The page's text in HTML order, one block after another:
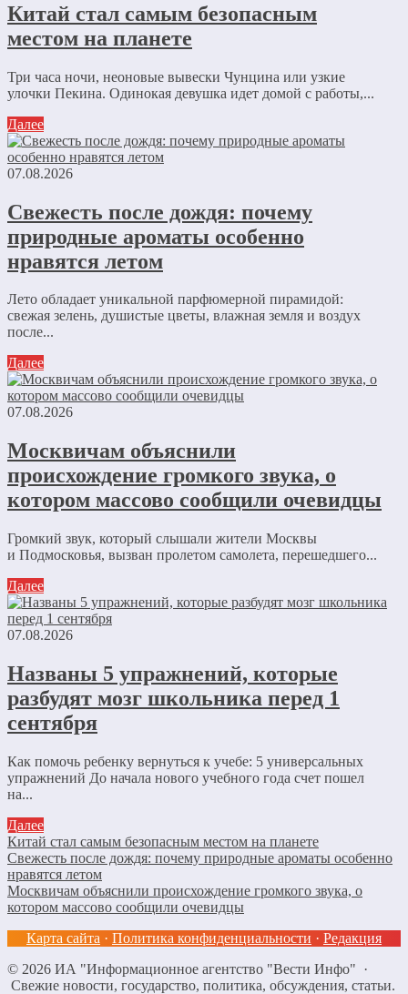
Китай стал самым безопасным
местом на планете
Три часа ночи, неоновые вывески Чунцина или узкие
улочки Пекина. Одинокая девушка идет домой с работы,...
Далее
07.08.2026
Свежесть после дождя: почему
природные ароматы особенно
нравятся летом
Лето обладает уникальной парфюмерной пирамидой:
свежая зелень, душистые цветы, влажная земля и воздух
после...
Далее
07.08.2026
Москвичам объяснили
происхождение громкого звука, о
котором массово сообщили очевидцы
Громкий звук, который слышали жители Москвы
и Подмосковья, вызван пролетом самолета, перешедшего...
Далее
07.08.2026
Названы 5 упражнений, которые
разбудят мозг школьника перед 1
сентября
Как помочь ребенку вернуться к учебе: 5 универсальных
упражнений До начала нового учебного года счет пошел
на...
Далее
Китай стал самым безопасным местом на планете
Свежесть после дождя: почему природные ароматы особенно
нравятся летом
Москвичам объяснили происхождение громкого звука, о
котором массово сообщили очевидцы
Карта сайта · Политика конфиденциальности · Редакция
© 2026 ИА "Информационное агентство "Вести Инфо" ·
Свежие новости, государство, политика, обсуждения, статьи.